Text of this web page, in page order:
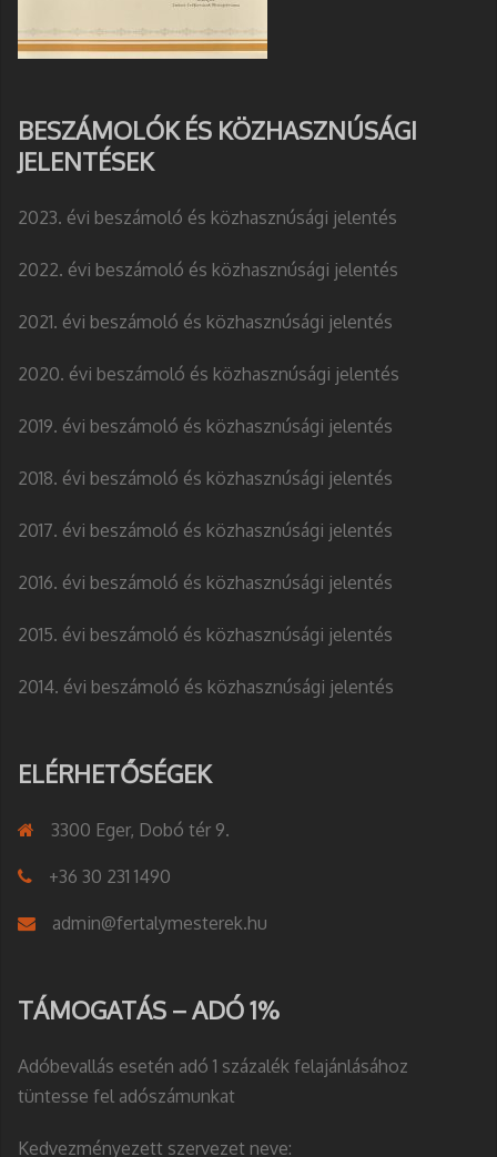
BESZÁMOLÓK ÉS KÖZHASZNÚSÁGI
JELENTÉSEK
2023. évi beszámoló és közhasznúsági jelentés
2022. évi beszámoló és közhasznúsági jelentés
2021. évi beszámoló és közhasznúsági jelentés
2020. évi beszámoló és közhasznúsági jelentés
2019. évi beszámoló és közhasznúsági jelentés
2018. évi beszámoló és közhasznúsági jelentés
2017. évi beszámoló és közhasznúsági jelentés
2016. évi beszámoló és közhasznúsági jelentés
2015. évi beszámoló és közhasznúsági jelentés
2014. évi beszámoló és közhasznúsági jelentés
ELÉRHETŐSÉGEK
3300 Eger, Dobó tér 9.
+36 30 231 1490
admin@fertalymesterek.hu
TÁMOGATÁS – ADÓ 1%
Adóbevallás esetén adó 1 százalék felajánlásához
tüntesse fel adószámunkat
Kedvezményezett szervezet neve: